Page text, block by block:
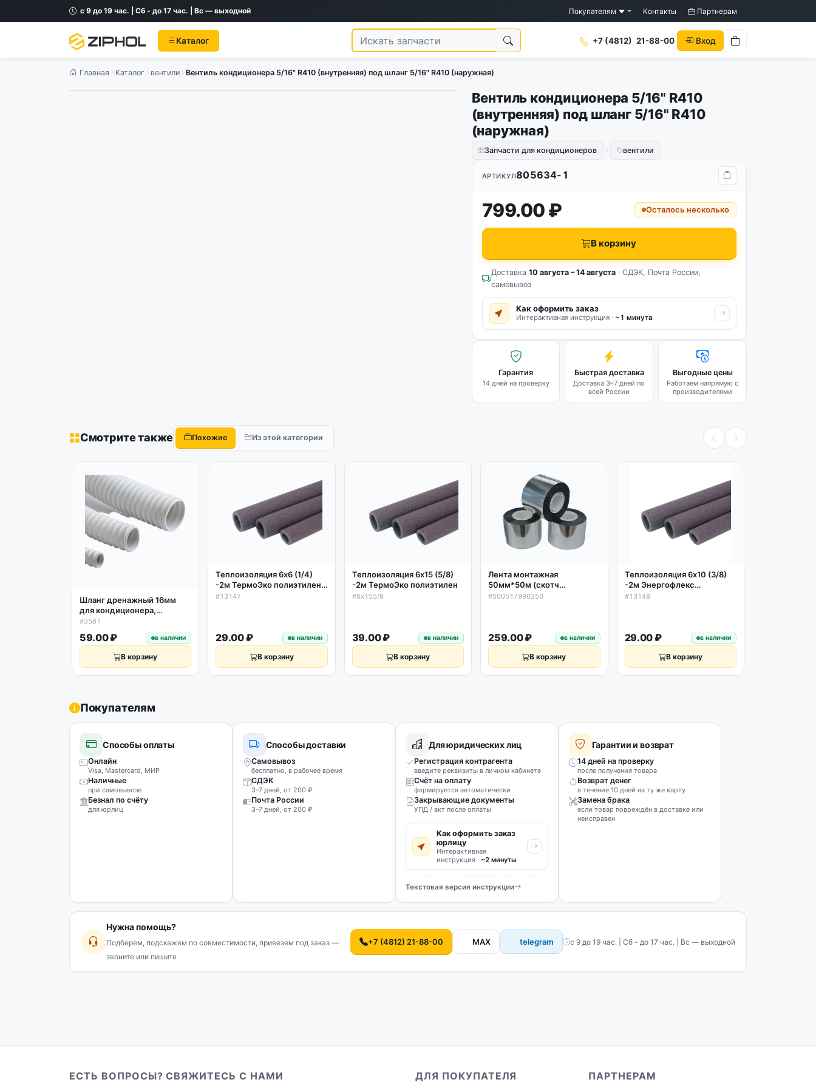
с 9 до 19 час. | Сб - до 17 час. | Вс — выходной Покупателям Контакты Партнерам
Каталог +7 (4812) 21-88-00 Вход
Главная Каталог вентили Вентиль кондиционера 5/16" R410 (внутренняя) под шланг 5/16" R410 (наружная)
Вентиль кондиционера 5/16" R410
(внутренняя) под шланг 5/16" R410
(наружная)
Запчасти для кондиционеров вентили
АРТИКУЛ805634-1
799.00 ₽ Осталось несколько
В корзину
Доставка 10 августа – 14 августа· СДЭК, Почта России,
самовывоз
Как оформить заказ
Интерактивная инструкция · ~1 минута
Гарантия
14 дней на проверку
Быстрая доставка
Доставка 3–7 дней по
всей России
Выгодные цены
Работаем напрямую с
производителями
Смотрите также Похожие Из этой категории
Шланг дренажный 16мм
для кондиционера,
спиральный 1м
#3561
59.00 ₽ в наличии
В корзину
Теплоизоляция 6х6 (1/4)
-2м ТермоЭко полиэтилен
серая
#13147
29.00 ₽ в наличии
В корзину
Теплоизоляция 6х15 (5/8)
-2м ТермоЭко полиэтилен
#6х155/8
39.00 ₽ в наличии
В корзину
Лента монтажная
50мм*50м (скотч
металлизированный) ТПЛ
#500517990250
259.00 ₽ в наличии
В корзину
Теплоизоляция 6х10 (3/8)
-2м Энергофлекс
полиэтилен серая, Сплит
#13148
29.00 ₽ в наличии
В корзину
Покупателям
Способы оплаты
Онлайн
Visa, Mastercard, МИР
Наличные
при самовывозе
Безнал по счёту
для юрлиц
Способы доставки
Самовывоз
бесплатно, в рабочее время
СДЭК
3–7 дней, от 200 ₽
Почта России
3–7 дней, от 200 ₽
Для юридических лиц
Регистрация контрагента
введите реквизиты в личном кабинете
Счёт на оплату
формируется автоматически
Закрывающие документы
УПД / акт после оплаты
Как оформить заказ
юрлицу
Интерактивная
инструкция · ~2 минуты
Текстовая версия инструкции
Гарантии и возврат
14 дней на проверку
после получения товара
Возврат денег
в течение 10 дней на ту же карту
Замена брака
если товар повреждён в доставке или
неисправен
Нужна помощь?
Подберем, подскажем по совместимости, привезем под заказ —
звоните или пишите
+7 (4812) 21-88-00 MAX telegram с 9 до 19 час. | Сб - до 17 час. | Вс — выходной
ЕСТЬ ВОПРОСЫ? СВЯЖИТЕСЬ С НАМИ ДЛЯ ПОКУПАТЕЛЯ ПАРТНЕРАМ